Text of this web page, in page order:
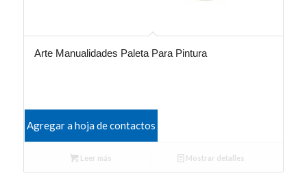
Arte Manualidades Paleta Para Pintura
Agregar a hoja de contactos
Leer más Mostrar detalles